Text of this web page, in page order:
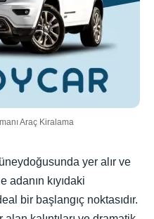
Araç Kiralama
yer alır ve
adanın kıyıdaki
bir başlangıç noktasıdır.